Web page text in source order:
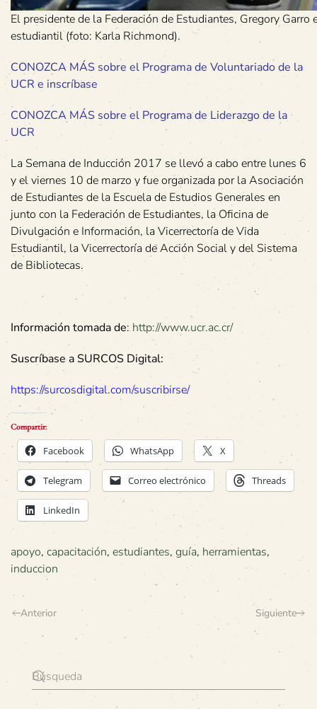
El presidente de la Federación de Estudiantes, Gregory
estudiantil (foto: Karla Richmond).
CONOZCA MÁS sobre el Programa de Voluntariado de la
UCR e inscríbase
CONOZCA MÁS sobre el Programa de Liderazgo de la
UCR
La Semana de Inducción 2017 se llevó a cabo entre lunes 6
y el viernes 10 de marzo y fue organizada por la Asociación
de Estudiantes de la Escuela de Estudios Generales en
junto con la Federación de Estudiantes, la Oficina de
Divulgación e Información, la Vicerrectoría de Vida
Estudiantil, la Vicerrectoría de Acción Social y del Sistema
de Bibliotecas.
Información tomada de:http://www.ucr.ac.cr/
Suscríbase a SURCOS Digital:
https://surcosdigital.com/suscribirse/
Compartir:
Facebook WhatsApp X
Telegram Correo electrónico Threads
LinkedIn
apoyo, capacitación, estudiantes, guía, herramientas,
induccion
Anterior Siguiente